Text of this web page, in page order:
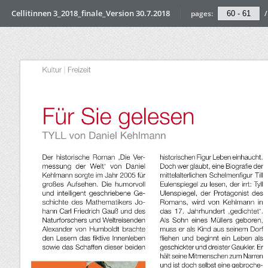
Cellitinnen 3_2018_finale_Version 30.7.2018 pages: /